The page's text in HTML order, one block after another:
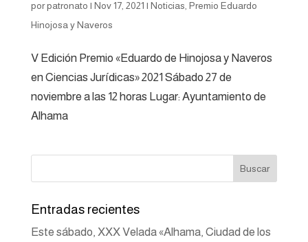
porpatronato | Nov 17, 2021 | Noticias Premio Eduardo
Hinojosa y Naveros
V Edición Premio «Eduardo de Hinojosa y Naveros
en Ciencias Jurídicas» 2021 Sábado 27 de
noviembre a las 12 horas Lugar: Ayuntamiento de
Alhama
Entradas recientes
Este sábado, XXX Velada «Alhama, Ciudad de los